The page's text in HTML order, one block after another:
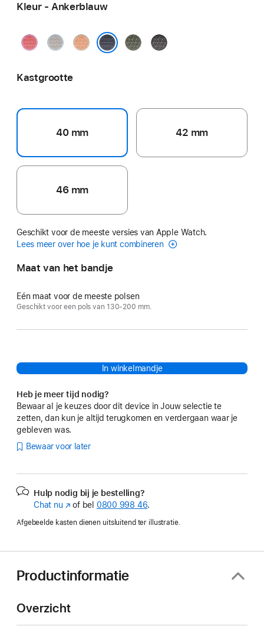
Kleur - Ankerblauw
GuaverozeDauwblauw
Cantaloupe BosgroenDonkergrijs
Kastgrootte
40 mm 42 mm
46 mm
Geschikt voor de meeste versies van Apple Watch.
Lees meer over hoe je kunt combineren
Maat van het bandje
Eén maat voor de meeste polsen
Geschikt voor een pols van 130-200 mm.
In winkelmandje
Heb je meer tijd nodig?
Bewaar al je keuzes door dit device in Jouw selectie te
zetten, dan kun je altijd terugkomen en verdergaan waar je
gebleven was.
Bewaar voor later
Hulp nodig bij je bestelling?
Chat nu (Wordt
nieuw
geopend)
of bel 0800 998 46.
Afgebeelde kasten dienen uitsluitend ter illustratie.
Productinformatie
Overzicht